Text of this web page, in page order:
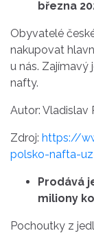
března
Obyvatelé
nakupovat
u nás. Zajímavý
nafty.
Autor: Vladislav
Zdroj: https://
polsko-nafta-
Prodává
miliony
Pochoutky z